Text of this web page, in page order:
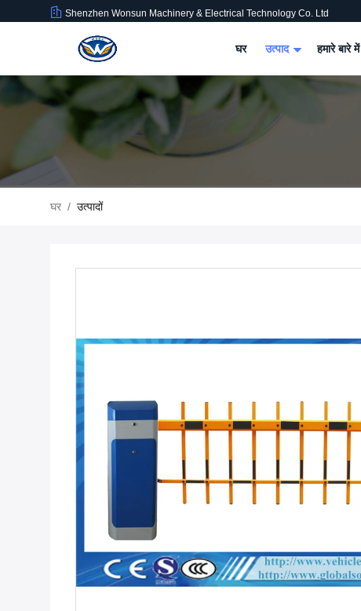
Shenzhen Wonsun Machinery & Electrical Technology Co. Ltd
घर उत्पाद हमारे बारे में
घर / उत्पादों